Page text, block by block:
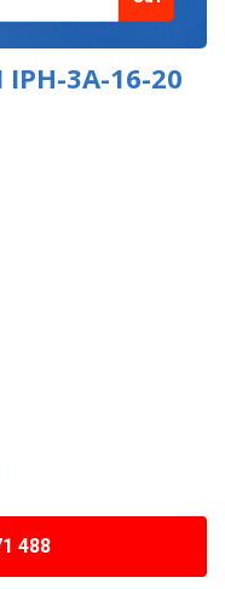
IPH-3A-16-20
488